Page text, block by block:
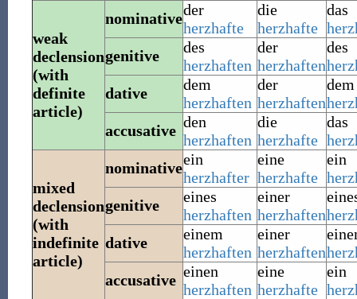
weak
declension
(with
definite
article)
nominativeder
herzhafte
die
herzhafte
das
genitive
des
herzhaften
der
herzhaften
des
dative
dem
herzhaften
der
herzhaften
dem
accusative den
herzhaften
die
herzhafte
das
mixed
declension
(with
indefinite
article)
nominativeein
herzhafter
eine
herzhafte
ein
genitive
eines
herzhaften
einer
herzhaften
dative
einem
herzhaften
einer
herzhaften
accusative einen
herzhaften
eine
herzhafte
ein